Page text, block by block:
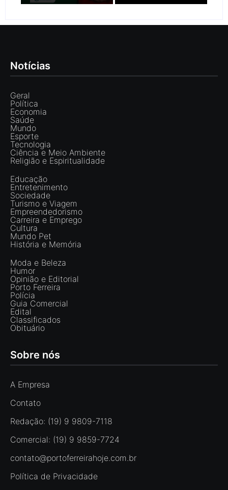
Notícias
Geral
Política
Economia
Saúde
Mundo
Esporte
Tecnologia
Ciência e Meio Ambiente
Religião e Espiritualidade
Educação
Entretenimento
Sociedade
Turismo e Viagem
Empreendedorismo
Carreira e Emprego
Cultura
Mundo Pet
História e Memória
Moda e Beleza
Humor
Opinião e Editorial
Porto Ferreira
Polícia
Guia Comercial
Edital
Classificados
Obituário
Sobre nós
A Empresa
Contato
Redação: (19) 9 9809-7118
Comercial: (19) 9 9859-7724
contato@portoferreirahoje.com.br
Política de Privacidade